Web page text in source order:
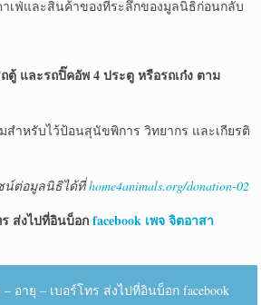
เฟ่และสินค้าของที่ระลึกของมูลนิธิก่อนกลับ
และรถปิ๊คอัพ 4 ประตู หรือรถเก๋ง ตาม
ำหรับไว้ป้อนสุนัขพิการ วิทยากร และเกียรติ
น์ต่อมูลนิธิได้ที่home4animals.org/donation-02
ส่งไปที่อินบ็อกfacebook เพจ จิตอาสา
ายุ – เบอร์โทร ส่งไปที่อินบ็อก facebook